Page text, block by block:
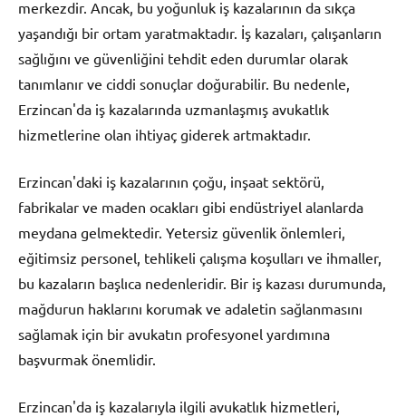
merkezdir. Ancak, bu yoğunluk iş kazalarının da sıkça
yaşandığı bir ortam yaratmaktadır. İş kazaları, çalışanların
sağlığını ve güvenliğini tehdit eden durumlar olarak
tanımlanır ve ciddi sonuçlar doğurabilir. Bu nedenle,
Erzincan'da iş kazalarında uzmanlaşmış avukatlık
hizmetlerine olan ihtiyaç giderek artmaktadır.
Erzincan'daki iş kazalarının çoğu, inşaat sektörü,
fabrikalar ve maden ocakları gibi endüstriyel alanlarda
meydana gelmektedir. Yetersiz güvenlik önlemleri,
eğitimsiz personel, tehlikeli çalışma koşulları ve ihmaller,
bu kazaların başlıca nedenleridir. Bir iş kazası durumunda,
mağdurun haklarını korumak ve adaletin sağlanmasını
sağlamak için bir avukatın profesyonel yardımına
başvurmak önemlidir.
Erzincan'da iş kazalarıyla ilgili avukatlık hizmetleri,